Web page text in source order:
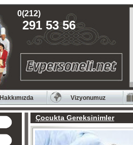
0(212)
291 53 56
Hakkımızda Vizyonumuz
Çocukta Gereksinimler